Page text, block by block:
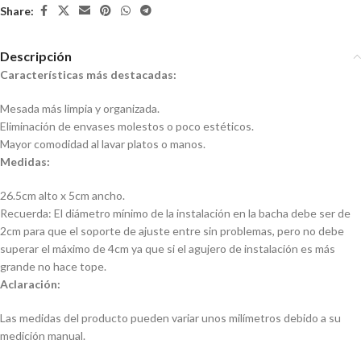
Share:
Descripción
Características más destacadas:
Mesada más limpia y organizada.
Eliminación de envases molestos o poco estéticos.
Mayor comodidad al lavar platos o manos.
Medidas:
26.5cm alto x 5cm ancho.
Recuerda: El diámetro mínimo de la instalación en la bacha debe ser de
2cm para que el soporte de ajuste entre sin problemas, pero no debe
superar el máximo de 4cm ya que si el agujero de instalación es más
grande no hace tope.
Aclaración:
Las medidas del producto pueden variar unos milímetros debido a su
medición manual.